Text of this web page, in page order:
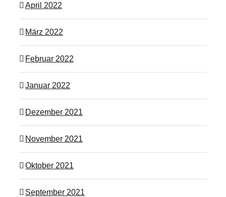
April 2022
März 2022
Februar 2022
Januar 2022
Dezember 2021
November 2021
Oktober 2021
September 2021